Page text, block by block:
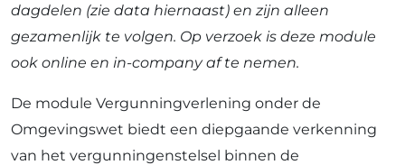
dagdelen (zie data hiernaast) en zijn alleen
gezamenlijk te volgen. Op verzoek is deze module
ook online en in-company af te nemen.
De module Vergunningverlening onder de
Omgevingswet biedt een diepgaande verkenning
van het vergunningenstelsel binnen de